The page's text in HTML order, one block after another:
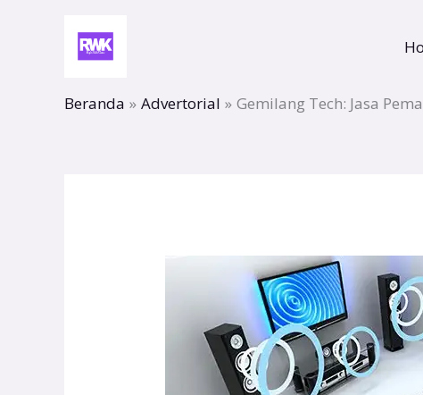
Beranda Advertorial Gemilang Tech: Jasa